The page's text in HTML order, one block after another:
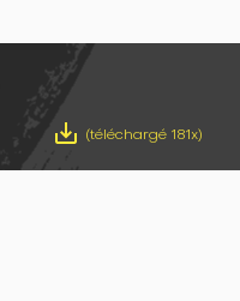
save_alt (téléchargé 181x)